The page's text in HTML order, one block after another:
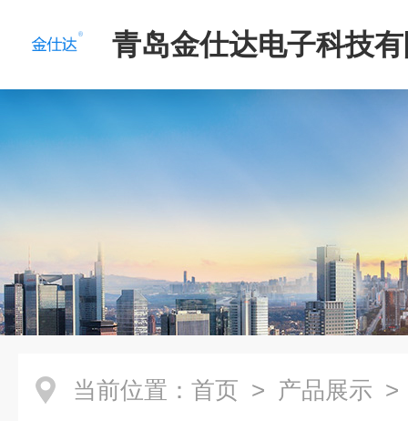
青岛金仕达电子科技
当前位置： 首页 > 产品展示